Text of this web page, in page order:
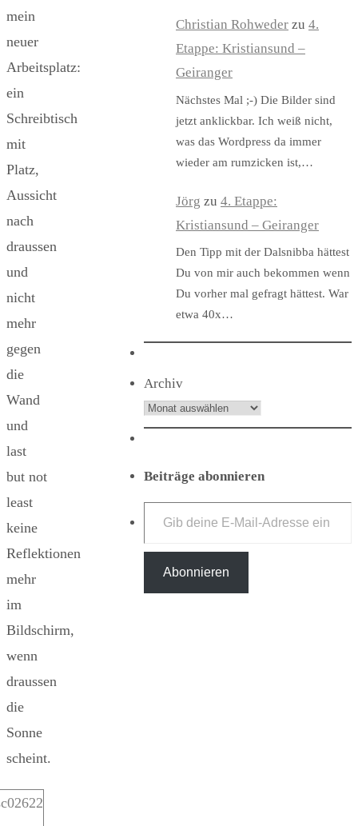
mein
neuer
Arbeitsplatz:
ein
Schreibtisch
mit
Platz,
Aussicht
nach
draussen
und
nicht
mehr
gegen
die
Wand
und
last
but not
least
keine
Reflektionen
mehr
im
Bildschirm,
wenn
draussen
die
Sonne
scheint.
Christian Rohweder zu 4.
Etappe: Kristiansund –
Geiranger
Nächstes Mal ;-) Die Bilder sind
jetzt anklickbar. Ich weiß nicht,
was das Wordpress da immer
wieder am rumzicken ist,…
Jörg zu 4. Etappe:
Kristiansund – Geiranger
Den Tipp mit der Dalsnibba hättest
Du von mir auch bekommen wenn
Du vorher mal gefragt hättest. War
etwa 40x…
Archiv
Beiträge abonnieren
Gib deine E-Mail-Adresse ein ...
Abonnieren